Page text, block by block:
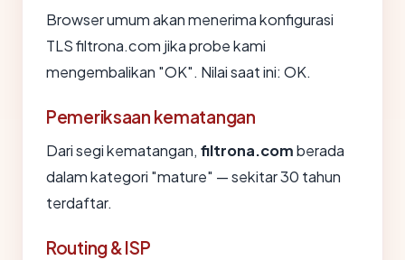
Browser umum akan menerima konfigurasi
TLS filtrona.com jika probe kami
mengembalikan "OK". Nilai saat ini: OK.
Pemeriksaan kematangan
Dari segi kematangan, filtrona.comberada
dalam kategori "mature" — sekitar 30 tahun
terdaftar.
Routing & ISP